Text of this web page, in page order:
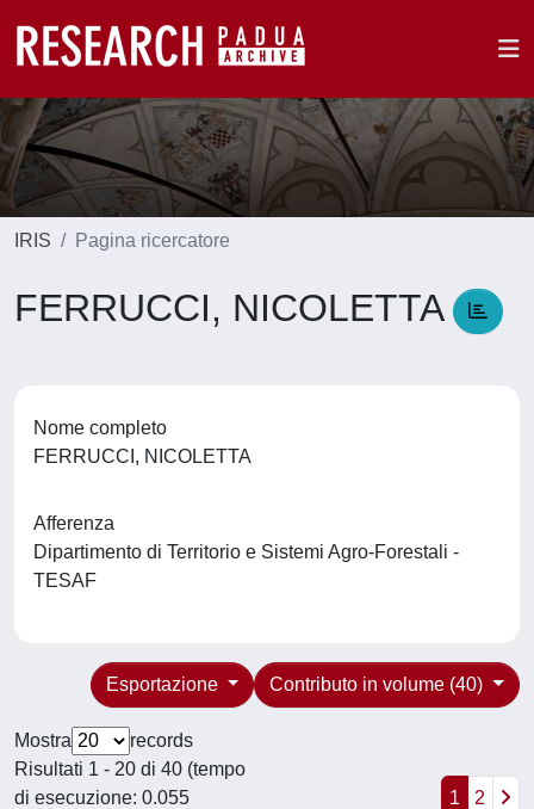
IRIS Pagina ricercatore
FERRUCCI, NICOLETTA
Nome completo
FERRUCCI, NICOLETTA
Afferenza
Dipartimento di Territorio e Sistemi Agro-Forestali -
TESAF
Contributo in volume (40)
Esportazione
Mostra
records
Risultati 1 - 20 di 40 (tempo
di esecuzione: 0.055
1 2